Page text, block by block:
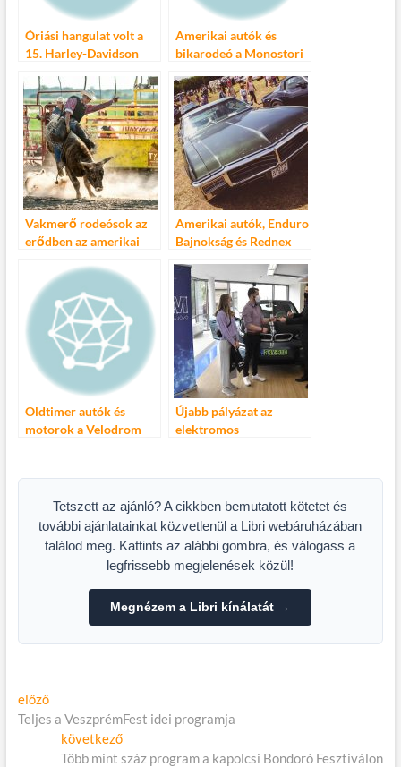
Óriási hangulat volt a
15. Harley-Davidson
Amerikai autók és
bikarodeó a Monostori
Vakmerő rodeósok az
erődben az amerikai
Amerikai autók, Enduro
Bajnokság és Rednex
Oldtimer autók és
motorok a Velodrom
Újabb pályázat az
elektromos
Tetszett az ajánló? A cikkben bemutatott kötetet és
további ajánlatainkat közvetlenül a Libri webáruházában
találod meg. Kattints az alábbi gombra, és válogass a
legfrissebb megjelenések közül!
Megnézem a Libri kínálatát →
Bejegyzés
navigáció
előzőElőző
cikk:
Teljes a VeszprémFest idei programja
következőKövetkező
cikk:
Több mint száz program a kapolcsi Bondoró Fesztiválon